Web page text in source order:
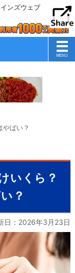
ンズウェブ
ばい？
いくら？
？
： 2026年3月23日